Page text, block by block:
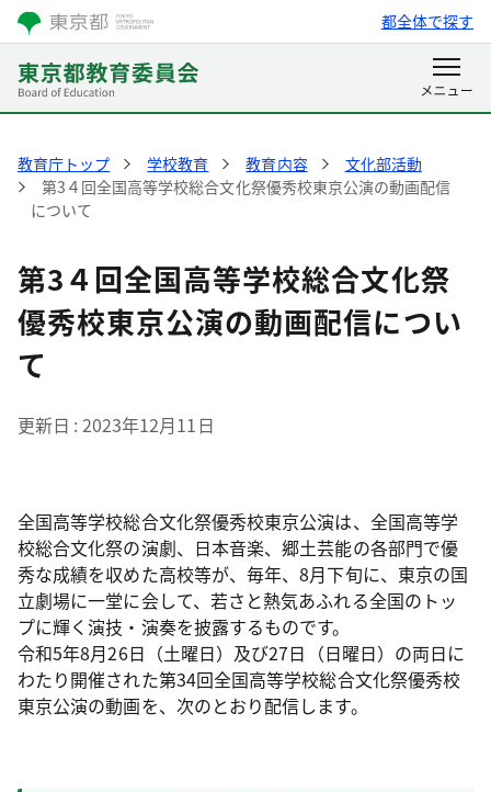
都全体で探す
教育庁トップ 学校教育 教育内容
文化部活動
第3４回全国高等学校総合文化祭優秀校東京公演の動画配信
について
第3４回全国高等学校総合文化祭
優秀校東京公演の動画配信につい
て
更新日 2023年12月11日
全国高等学校総合文化祭優秀校東京公演は、全国高等学
校総合文化祭の演劇、日本音楽、郷土芸能の各部門で優
秀な成績を収めた高校等が、毎年、8月下旬に、東京の国
立劇場に一堂に会して、若さと熱気あふれる全国のトッ
プに輝く演技・演奏を披露するものです。
令和5年8月26日（土曜日）及び27日（日曜日）の両日に
わたり開催された第34回全国高等学校総合文化祭優秀校
東京公演の動画を、次のとおり配信します。